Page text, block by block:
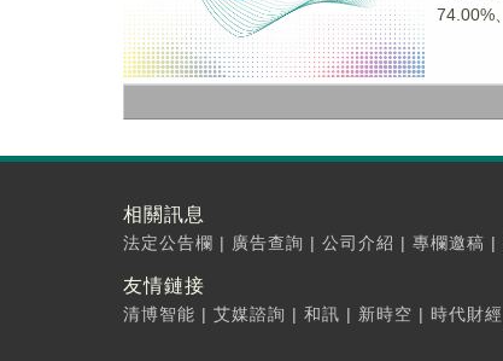
74.00%
相關訊息
法定公告欄 | 廣告查詢 | 公司介紹 | 專欄邀稿 |
友情鏈接
清博智能 | 艾媒諮詢 | 和訊 | 新時空 | 時代財經